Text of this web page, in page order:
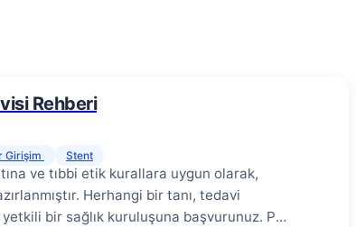
Rehberi
Girişim Stent
ve tıbbi etik kurallara uygun olarak,
Herhangi bir tanı, tedavi
bir sağlık kuruluşuna başvurunuz. PCI